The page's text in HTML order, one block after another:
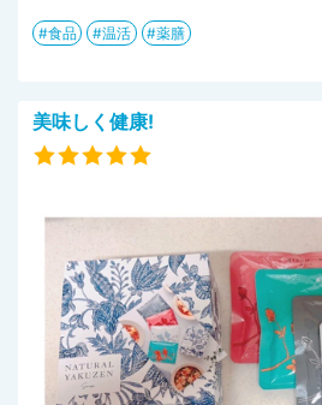
食品 温活
薬膳
美味しく健康!